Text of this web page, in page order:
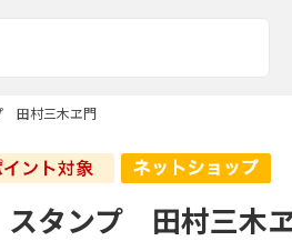
田村三木ヱ門
タンプ 田村三木